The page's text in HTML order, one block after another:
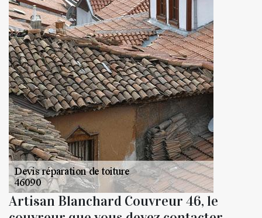
Artisan Blanchard Couvreur 46, le